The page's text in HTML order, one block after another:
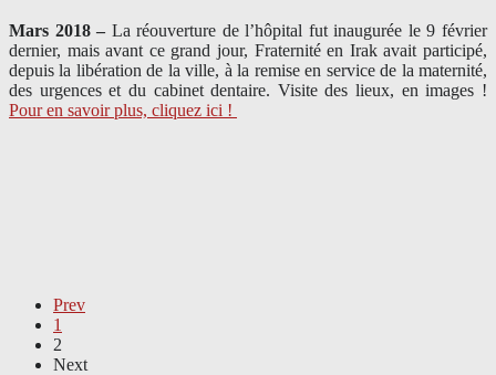
Mars 2018 – La réouverture de l’hôpital fut inaugurée le 9 février
dernier, mais avant ce grand jour, Fraternité en Irak avait participé,
depuis la libération de la ville, à la remise en service de la maternité,
des urgences et du cabinet dentaire. Visite des lieux, en images !
Pour en savoir plus, cliquez ici !
Prev
1
2
Next